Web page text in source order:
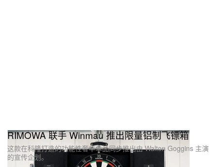
RIMOWA 联手 Winmau 推出限量铝制飞镖箱
这款在科隆打造的功能性奢华单品同步推出由 Walton Goggins 主演
的宣传企划。